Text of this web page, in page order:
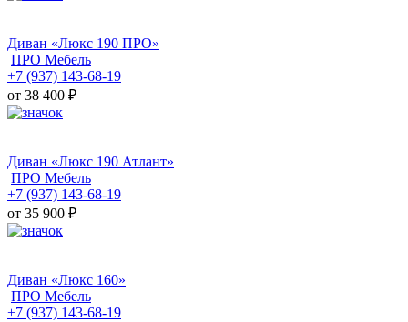
Диван «Люкс 190 ПРО»
ПРО Мебель
+7 (937) 143-68-19
от 38 400 ₽
Диван «Люкс 190 Атлант»
ПРО Мебель
+7 (937) 143-68-19
от 35 900 ₽
Диван «Люкс 160»
ПРО Мебель
+7 (937) 143-68-19